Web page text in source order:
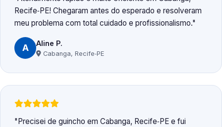
Recife‑PE! Chegaram antes do esperado e resolveram
meu problema com total cuidado e profissionalismo.
A Aline P.
Cabanga, Recife‑PE
Precisei de guincho em Cabanga, Recife‑PE e fui